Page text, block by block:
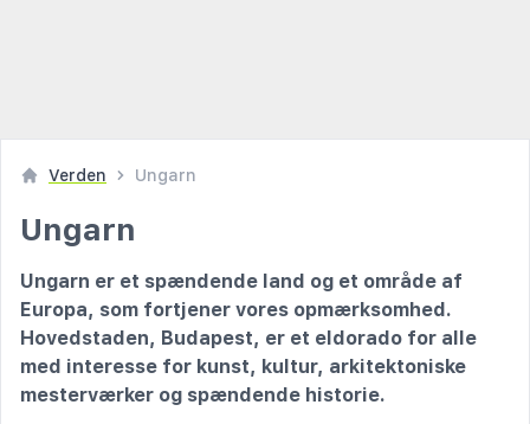
Verden Ungarn
Ungarn
Ungarn er et spændende land og et område af
Europa, som fortjener vores opmærksomhed.
Hovedstaden, Budapest, er et eldorado for alle
med interesse for kunst, kultur, arkitektoniske
mesterværker og spændende historie.